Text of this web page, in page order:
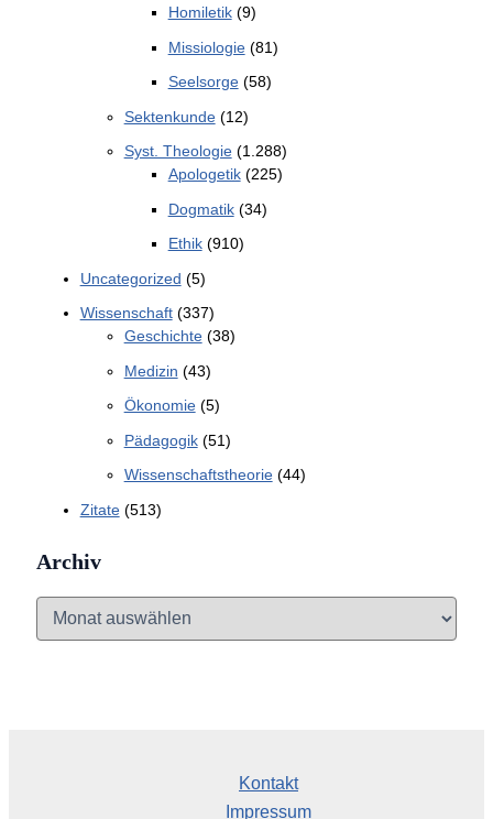
Homiletik(9)
Missiologie(81)
Seelsorge(58)
Sektenkunde(12)
Syst. Theologie(1.288)
Apologetik(225)
Dogmatik(34)
Ethik(910)
Uncategorized (5)
Wissenschaft(337)
Geschichte(38)
Medizin (43)
Ökonomie(5)
Pädagogik(51)
Wissenschaftstheorie(44)
Zitate(513)
Archiv
Kontakt
Impressum